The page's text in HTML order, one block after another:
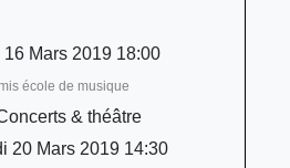
16 Mars 2019 18:00
école de musique
& théâtre
20 Mars 2019 14:30